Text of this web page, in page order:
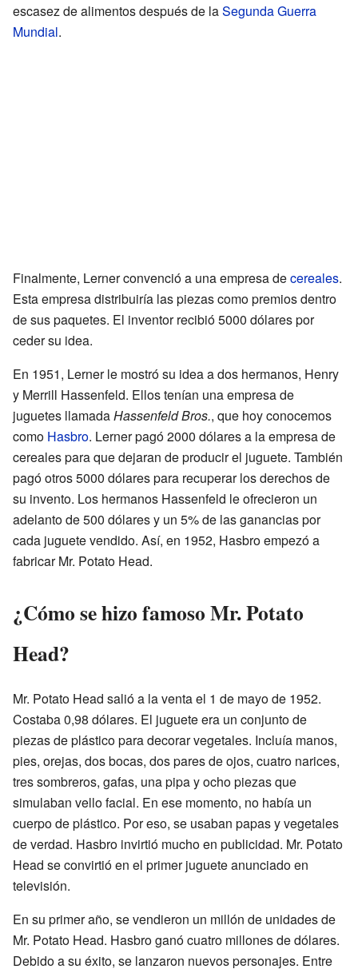
escasez de alimentos después de laSegunda Guerra
Mundial.
Finalmente, Lerner convenció a una empresa decereales.
Esta empresa distribuiría las piezas como premios dentro
de sus paquetes. El inventor recibió 5000 dólares por
ceder su idea.
En 1951, Lerner le mostró su idea a dos hermanos, Henry
y Merrill Hassenfeld. Ellos tenían una empresa de
juguetes llamadaHassenfeld Bros., que hoy conocemos
como Hasbro. Lerner pagó 2000 dólares a la empresa de
cereales para que dejaran de producir el juguete. También
pagó otros 5000 dólares para recuperar los derechos de
su invento. Los hermanos Hassenfeld le ofrecieron un
adelanto de 500 dólares y un 5% de las ganancias por
cada juguete vendido. Así, en 1952, Hasbro empezó a
fabricar Mr. Potato Head.
¿Cómo se hizo famoso Mr. Potato
Head?
Mr. Potato Head salió a la venta el 1 de mayo de 1952.
Costaba 0,98 dólares. El juguete era un conjunto de
piezas de plástico para decorar vegetales. Incluía manos,
pies, orejas, dos bocas, dos pares de ojos, cuatro narices,
tres sombreros, gafas, una pipa y ocho piezas que
simulaban vello facial. En ese momento, no había un
cuerpo de plástico. Por eso, se usaban papas y vegetales
de verdad. Hasbro invirtió mucho en publicidad. Mr. Potato
Head se convirtió en el primer juguete anunciado en
televisión.
En su primer año, se vendieron un millón de unidades de
Mr. Potato Head. Hasbro ganó cuatro millones de dólares.
Debido a su éxito, se lanzaron nuevos personajes. Entre